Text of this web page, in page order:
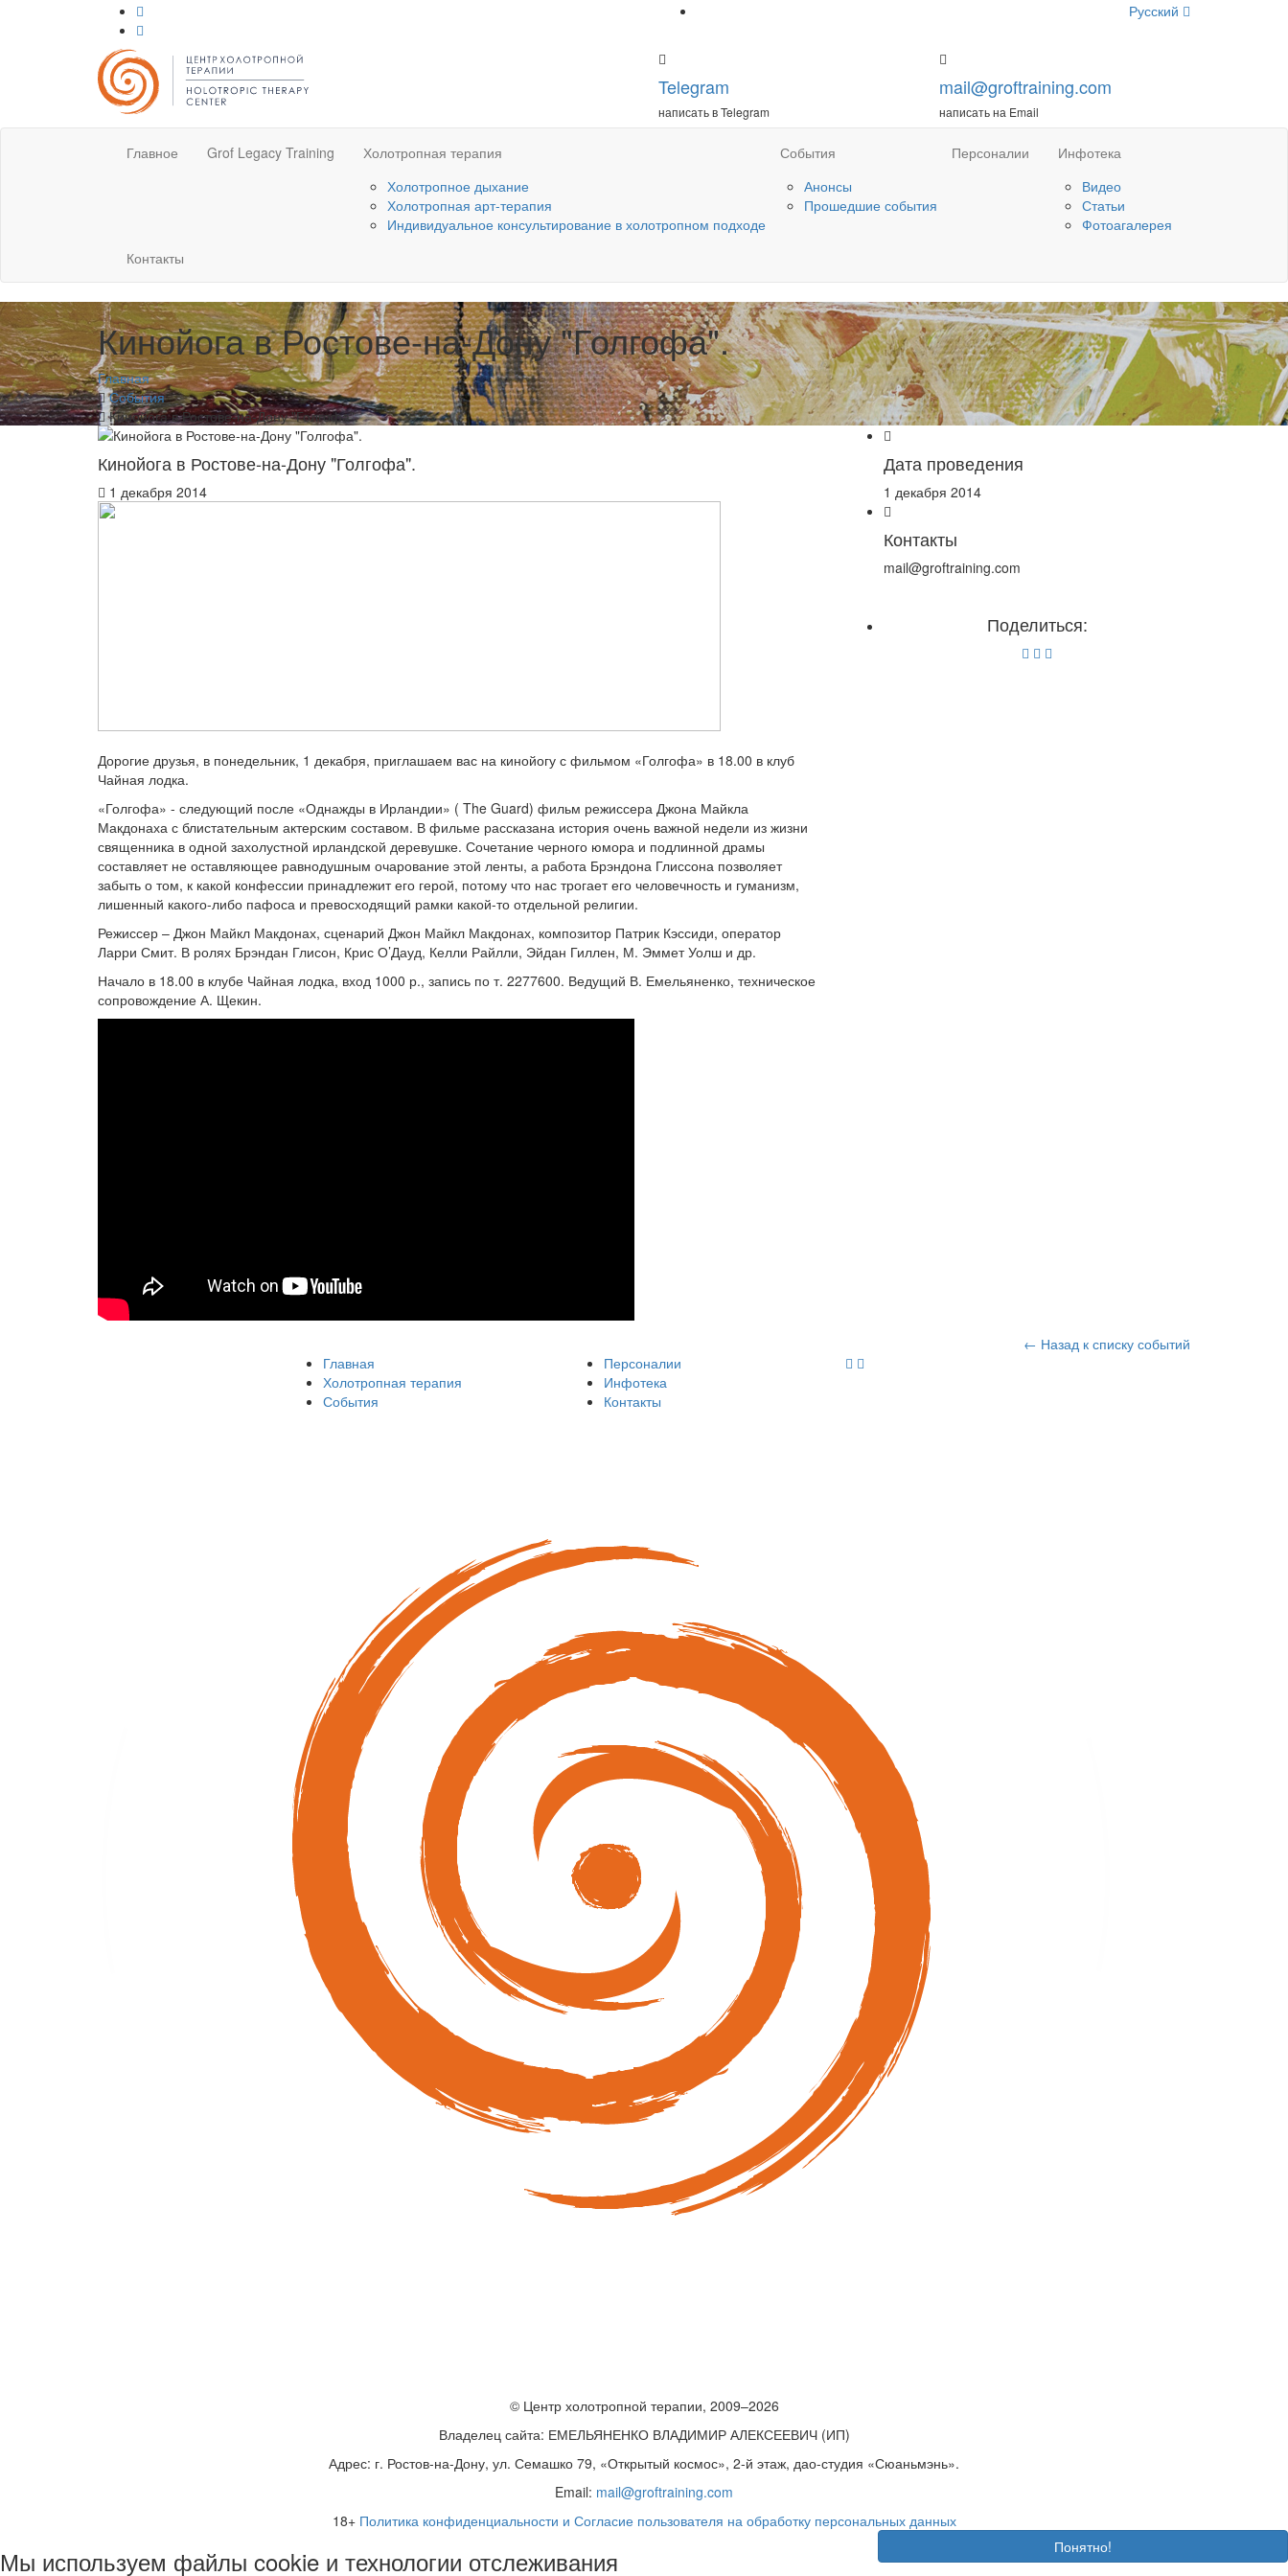
Русский
Telegram
написать в Telegram
mail@groftraining.com
написать на Email
Главное Grof Legacy Training
Холотропная терапия
Холотропное дыхание
Холотропная арт-терапия
Индивидуальное консультирование в холотропном подходе
События
Анонсы
Прошедшие события
Персоналии
Инфотека
Видео
Статьи
Фотоагалерея
Контакты
Кинойога в Ростове-на-Дону "Голгофа".
Главная
События
Кинойога в Ростове-на-Дону "Голгофа".
Кинойога в Ростове-на-Дону "Голгофа".
1 декабря 2014
Дорогие друзья, в понедельник, 1 декабря, приглашаем вас на кинойогу с фильмом «Голгофа» в 18.00 в клуб
Чайная лодка.
«Голгофа» - следующий после «Однажды в Ирландии» ( The Guard) фильм режиссера Джона Майкла
Макдонаха с блистательным актерским составом. В фильме рассказана история очень важной недели из жизни
священника в одной захолустной ирландской деревушке. Сочетание черного юмора и подлинной драмы
составляет не оставляющее равнодушным очарование этой ленты, а работа Брэндона Глиссона позволяет
забыть о том, к какой конфессии принадлежит его герой, потому что нас трогает его человечность и гуманизм,
лишенный какого-либо пафоса и превосходящий рамки какой-то отдельной религии.
Режиссер – Джон Майкл Макдонах, сценарий Джон Майкл Макдонах, композитор Патрик Кэссиди, оператор
Ларри Смит. В ролях Брэндан Глисон, Крис О’Дауд, Келли Райлли, Эйдан Гиллен, М. Эммет Уолш и др.
Начало в 18.00 в клубе Чайная лодка, вход 1000 р., запись по т. 2277600. Ведущий В. Емельяненко, техническое
сопровождение А. Щекин.
Дата проведения
1 декабря 2014
Контакты
mail@groftraining.com
Поделиться:
← Назад к списку событий
Главная
Холотропная терапия
События
Персоналии
Инфотека
Контакты
© Центр холотропной терапии, 2009–2026
Владелец сайта: ЕМЕЛЬЯНЕНКО ВЛАДИМИР АЛЕКСЕЕВИЧ (ИП)
Адрес: г. Ростов-на-Дону, ул. Семашко 79, «Открытый космос», 2-й этаж, дао-студия «Сюаньмэнь».
Email: mail@groftraining.com
18+ Политика конфиденциальности и Согласие пользователя на обработку персональных данных
Мы используем файлы cookie и технологии отслеживания Понятно!